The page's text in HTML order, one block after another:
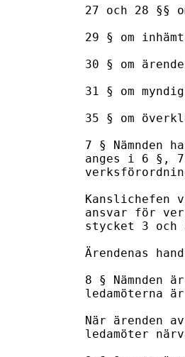
27 och 28 §§
29 § om
30 § om
31 § om
35 § om
7 § Nämnden
anges i 6 §,
Kanslichefen
ansvar för
stycket 3 och
Ärendenas
8 § Nämnden
ledamöterna
När ärenden
ledamöter